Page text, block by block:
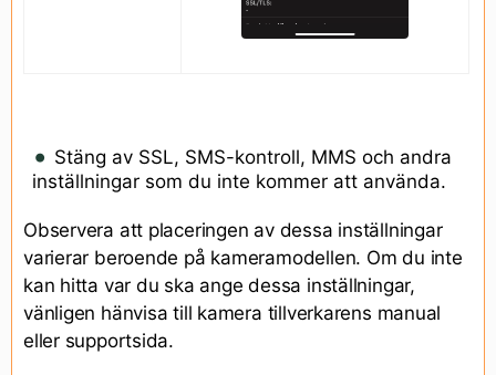
Stäng av SSL, SMS-kontroll, MMS och andra
inställningar som du inte kommer att använda.
Observera att placeringen av dessa inställningar
varierar beroende på kameramodellen. Om du inte
kan hitta var du ska ange dessa inställningar,
vänligen hänvisa till kamera tillverkarens manual
eller supportsida.